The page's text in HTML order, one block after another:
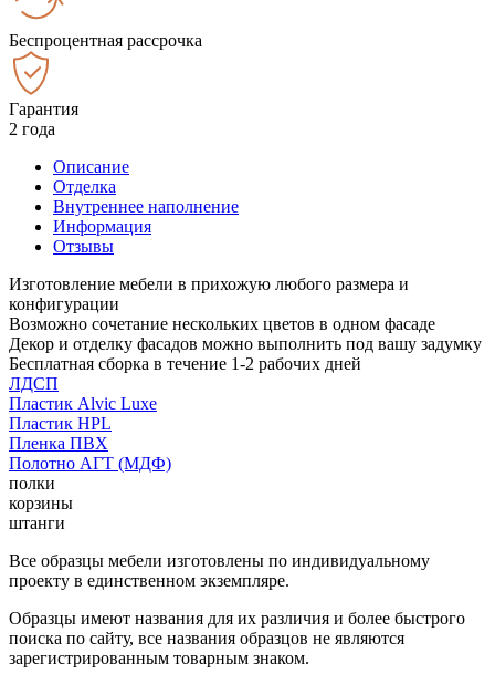
Беспроцентная рассрочка
Гарантия
2 года
Описание
Отделка
Внутреннее наполнение
Информация
Отзывы
Изготовление мебели в прихожую любого размера и
конфигурации
Возможно сочетание нескольких цветов в одном фасаде
Декор и отделку фасадов можно выполнить под вашу задумку
Бесплатная сборка в течение 1-2 рабочих дней
ЛДСП
Пластик Alvic Luxe
Пластик HPL
Пленка ПВХ
Полотно АГТ (МДФ)
полки
корзины
штанги
Все образцы мебели изготовлены по индивидуальному
проекту в единственном экземпляре.
Образцы имеют названия для их различия и более быстрого
поиска по сайту, все названия образцов не являются
зарегистрированным товарным знаком.